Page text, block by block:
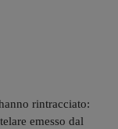
rintracciato:
emesso dal